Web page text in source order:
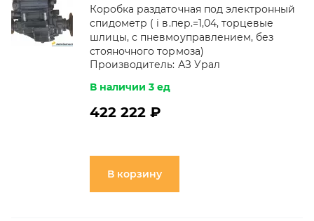
Коробка раздаточная под электронный
спидометр ( i в.пер.=1,04, торцевые
шлицы, с пневмоуправлением, без
стояночного тормоза)
Производитель: АЗ Урал
В наличии 3 ед
422 222 ₽
В корзину